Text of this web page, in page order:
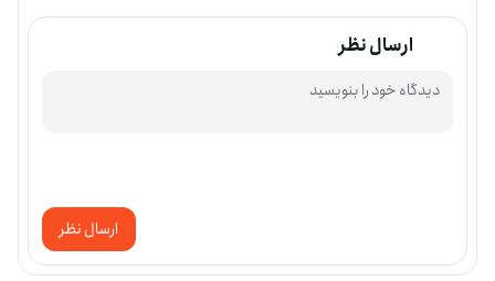
ارسال نظر
ارسال نظر